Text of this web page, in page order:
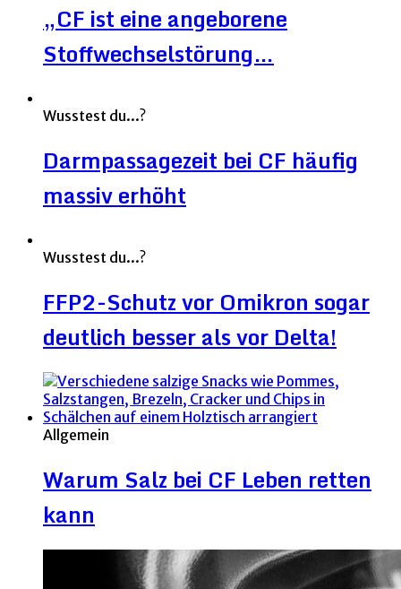
„CF ist eine angeborene
Stoffwechselstörung…
Wusstest du...?
Darmpassagezeit bei CF häufig
massiv erhöht
Wusstest du...?
FFP2-Schutz vor Omikron sogar
deutlich besser als vor Delta!
Allgemein
Warum Salz bei CF Leben retten
kann